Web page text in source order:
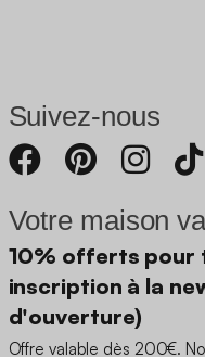
Suivez-nous
Votre maison
10% offerts pour
inscription à la
d'ouverture)
Offre valable dès 200€.